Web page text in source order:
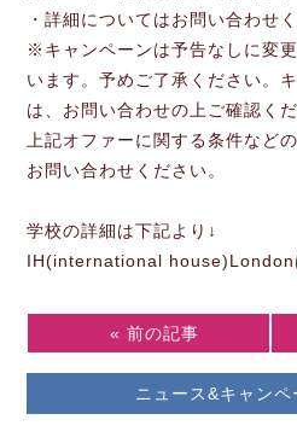
・詳細についてはお問い合わせ
※キャンペーンは予告なしに変
います。予めご了承ください。
は、お問い合わせの上ご確認くだ
上記オファーに関する条件など
お問い合わせください。
学校の詳細は下記より↓
IH(international house)London
« 前の記事
ニュース&キャン